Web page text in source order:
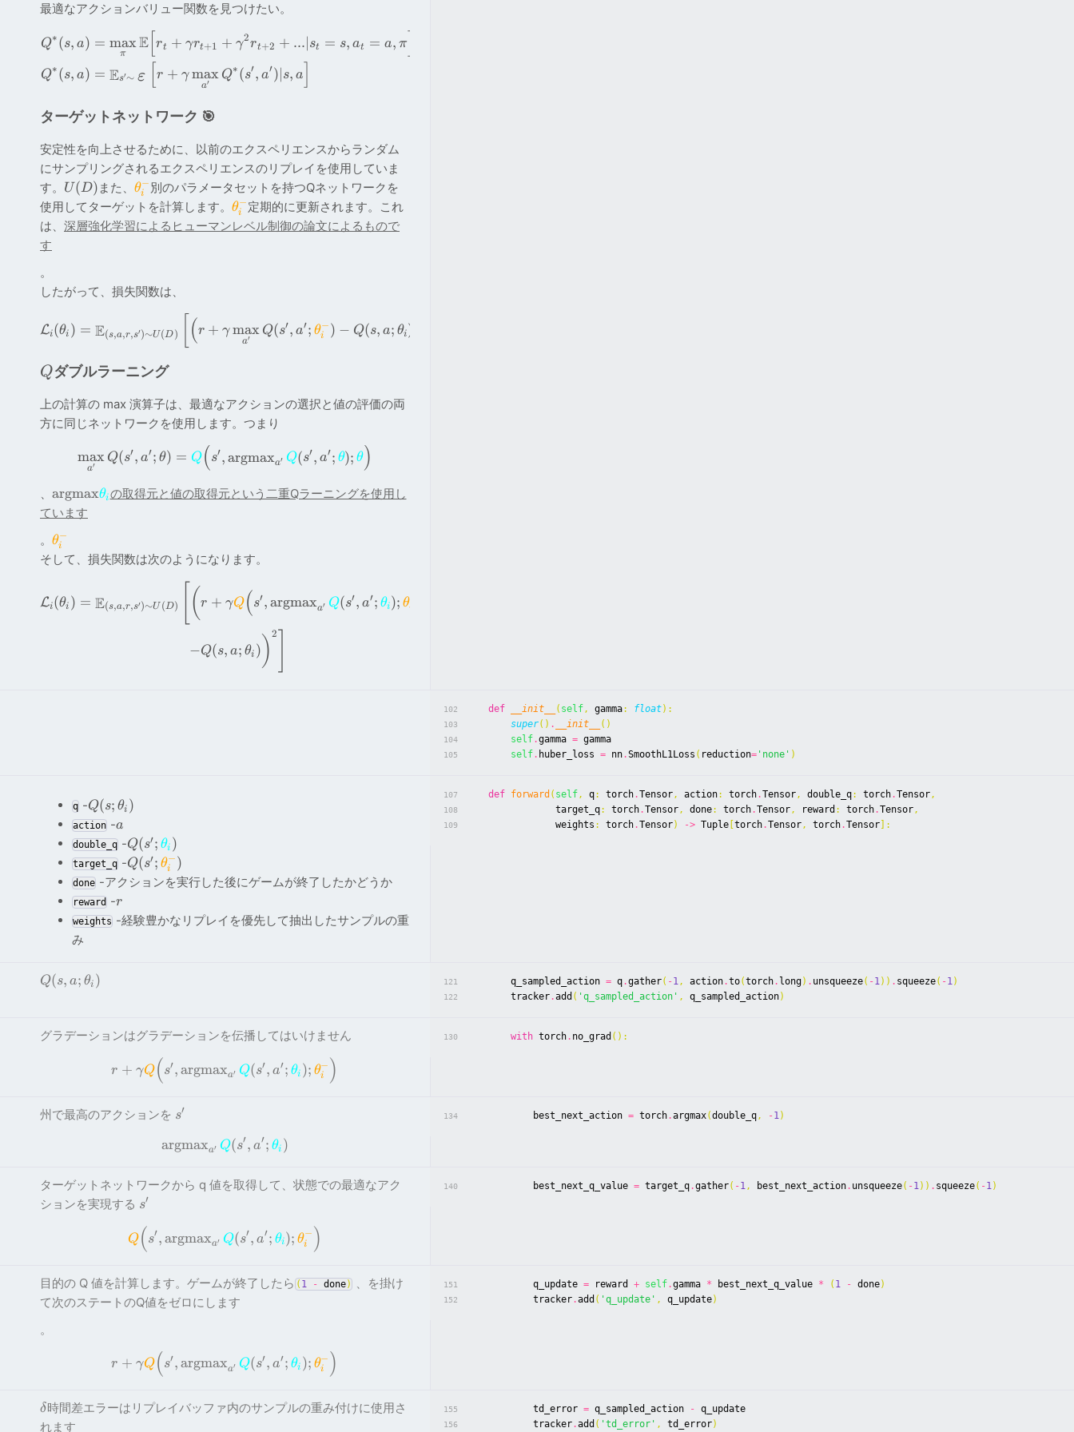
最適なアクションバリュー関数を見つけたい。
Q∗ (s, a)
Q∗ (s, a)
=
π
maxE [rt + γrt+1 + γ2rt+2 + ...∣ st = s, at = a, π]
= Es′∼ ε [r + γ
a′
max Q∗ (s′, a′) s, a
ターゲットネットワーク 🎯
安定性を向上させるために、以前のエクスペリエンスからランダム
にサンプリングされるエクスペリエンスのリプレイを使用していま
す。
U(D) また、θi
− 別のパラメータセットを持つQネットワークを
使用してターゲットを計算します。 θi
− 定期的に更新されます。これ
は、 深層強化学習によるヒューマンレベル制御の論文によるもので
す
。
したがって、損失関数は、
Li(θi ) = E(s,a,r,s′)∼U(D) (r + γ
a′
max Q(s′, a′; θi
− ) − Q(s, a; θi)
Qダブルラーニング
上の計算の max 演算子は、最適なアクションの選択と値の評価の両
方に同じネットワークを使用します。つまり
a′
max Q(s′, a′; θ) = Q(s′,argmaxa′ Q(s′, a′; θ); θ)
、 argmaxθiの取得元と値の取得元という二重Qラーニングを使用し
ています
。 θi
−
そして、損失関数は次のようになります。
Li(θi ) = E(s,a,r,s′)∼U (D) (
−
r + γQ(s′,argmaxa′ Q(s′, a′; θi); θi
−
Q(s, a; θi ) ) 2
102 def __init__ ( self, gamma: float):
103 super() . __init__ ()
104 self.gamma = gamma
105 self. huber_loss = nn.SmoothL1Loss ( reduction='none' )
q -Q(s; θi )
action -a
double_q -Q(s′; θi )
target_q -Q(s′; θi
− )
done -アクションを実行した後にゲームが終了したかどうか
reward -r
weights -経験豊かなリプレイを優先して抽出したサンプルの重
み
107 def forward ( self, q: torch.Tensor, action: torch.Tensor, double_q: torch.Tensor,
108 target_q: torch.Tensor, done: torch.Tensor, reward : torch.Tensor,
109 weights : torch.Tensor) -> Tuple[ torch.Tensor, torch.Tensor]:
Q(s, a; θi ) 121 q_sampled_action = q.gather( -1, action.to(torch. long) . unsqueeze( -1)) . squeeze( -1)
122 tracker.add ( 'q_sampled_action' , q_sampled_action)
グラデーションはグラデーションを伝播してはいけません
r + γQ(s′,argmaxa′ Q(s′, a′; θi ); θi
− )
130 with torch. no_grad ():
州で最高のアクションを s′
argmaxa′ Q(s′, a′; θi )
134 best_next_action = torch.argmax(double_q, -1)
ターゲットネットワークから q 値を取得して、状態での最適なアク
ションを実現する s′
Q(s′,argmaxa′ Q(s′, a′; θi); θi
− )
140 best_next_q_value = target_q.gather( -1, best_next_action. unsqueeze( -1)) . squeeze( -1)
目的の Q 値を計算します。ゲームが終了したら ( 1 - done)
、を掛け
て次のステートのQ値をゼロにします
。
r + γQ(s′,argmaxa′ Q(s′, a′; θi ); θi
− )
151 q_update = reward + self.gamma * best_next_q_value * ( 1 - done)
152 tracker.add ( 'q_update' , q_update)
δ時間差エラーはリプレイバッファ内のサンプルの重み付けに使用さ
れます
155 td_error = q_sampled_action - q_update
156 tracker.add ( 'td_error' , td_error)